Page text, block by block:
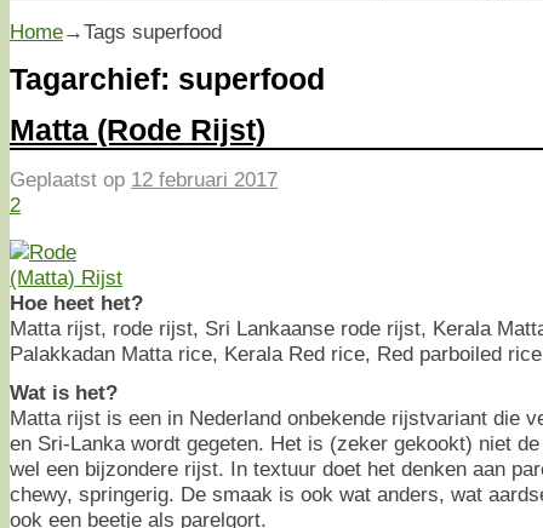
Home→Tags superfood
Tagarchief: superfood
Matta (Rode Rijst)
Geplaatst op 12 februari 2017
2
Hoe heet het?
Matta rijst, rode rijst, Sri Lankaanse rode rijst, Kerala
Palakkadan Matta rice, Kerala Red rice, Red parboiled
Wat is het?
Matta rijst is een in Nederland onbekende rijstvariant die
en Sri-Lanka wordt gegeten. Het is (zeker gekookt) niet
wel een bijzondere rijst. In textuur doet het denken aan
chewy, springerig. De smaak is ook wat anders, wat
ook een beetje als parelgort.